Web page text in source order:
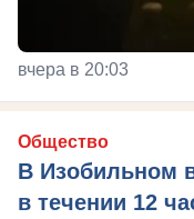
вчера в 20:03
Общество
В Изобильном
в течении 12